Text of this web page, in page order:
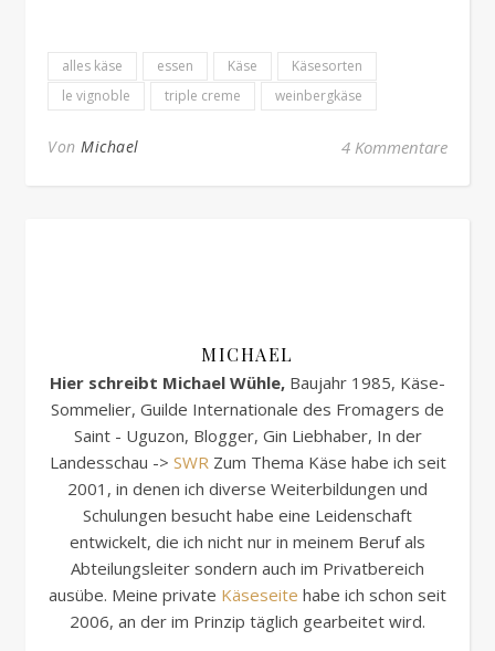
alles käse essen Käse
Käsesorten
le vignoble
triple creme weinbergkäse
Von Michael 4 Kommentare
MICHAEL
Hier schreibt Michael Wühle, Baujahr 1985, Käse-
Sommelier, Guilde Internationale des Fromagers de
Saint - Uguzon, Blogger, Gin Liebhaber, In der
Landesschau -> SWR Zum Thema Käse habe ich seit
2001, in denen ich diverse Weiterbildungen und
Schulungen besucht habe eine Leidenschaft
entwickelt, die ich nicht nur in meinem Beruf als
Abteilungsleiter sondern auch im Privatbereich
ausübe. Meine private Käseseite habe ich schon seit
2006, an der im Prinzip täglich gearbeitet wird.